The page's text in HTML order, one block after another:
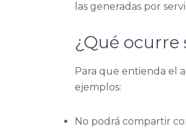
las generadas por
¿Qué ocurre
Para que entienda el
ejemplos:
No podrá compartir